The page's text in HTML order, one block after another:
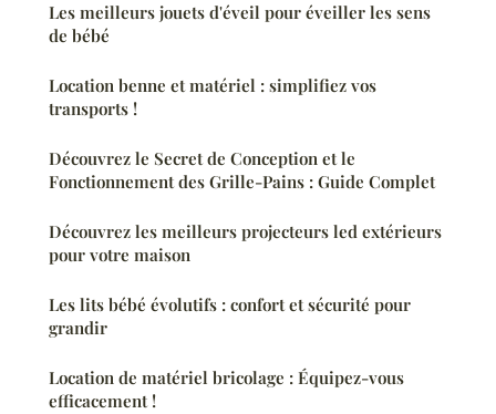
Les meilleurs jouets d'éveil pour éveiller les sens
de bébé
Location benne et matériel : simplifiez vos
transports !
Découvrez le Secret de Conception et le
Fonctionnement des Grille-Pains : Guide Complet
Découvrez les meilleurs projecteurs led extérieurs
pour votre maison
Les lits bébé évolutifs : confort et sécurité pour
grandir
Location de matériel bricolage : Équipez-vous
efficacement !